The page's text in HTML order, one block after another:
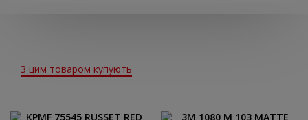
З цим товаром купують